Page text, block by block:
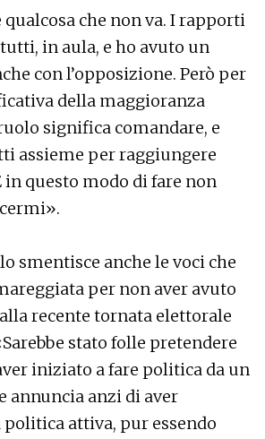
qualcosa che non va. I rapporti
in aula, e ho avuto un
con l’opposizione. Però per
della maggioranza
significa comandare, e
assieme per raggiungere
in questo modo di fare non
smentisce anche le voci che
per non aver avuto
recente tornata elettorale
stato folle pretendere
iniziato a fare politica da un
annuncia anzi di aver
attiva, pur essendo